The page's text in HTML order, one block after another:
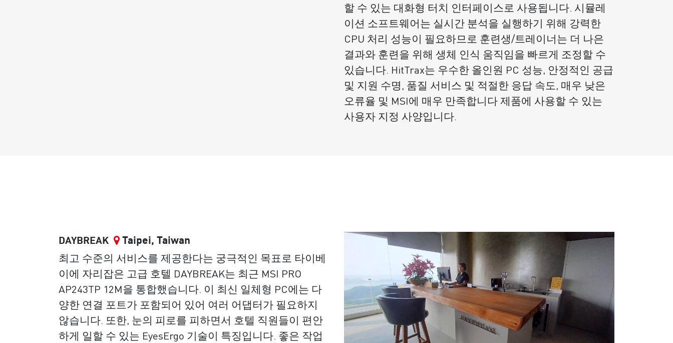
할 수 있는 대화형 터치 인터페이스로 사용됩니다. 시뮬레
이션 소프트웨어는 실시간 분석을 실행하기 위해 강력한
CPU 처리 성능이 필요하므로 훈련생/트레이너는 더 나은
결과와 훈련을 위해 생체 인식 움직임을 빠르게 조정할 수
있습니다. HitTrax는 우수한 올인원 PC 성능, 안정적인 공급
및 지원 수명, 품질 서비스 및 적절한 응답 속도, 매우 낮은
오류율 및 MSI에 매우 만족합니다 제품에 사용할 수 있는
사용자 지정 사양입니다.
DAYBREAK
Taipei, Taiwan
최고 수준의 서비스를 제공한다는 궁극적인 목표로 타이베
이에 자리잡은 고급 호텔 DAYBREAK는 최근 MSI PRO
AP243TP 12M을 통합했습니다. 이 최신 일체형 PC에는 다
양한 연결 포트가 포함되어 있어 여러 어댑터가 필요하지
않습니다. 또한, 눈의 피로를 피하면서 호텔 직원들이 편안
하게 일할 수 있는 EyesErgo 기술이 특징입니다. 좋은 작업